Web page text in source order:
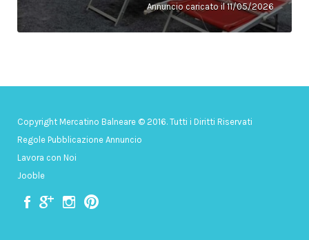
Annuncio caricato il 11/05/2026
Copyright Mercatino Balneare © 2016. Tutti i Diritti Riservati
Regole Pubblicazione Annuncio
Lavora con Noi
Jooble